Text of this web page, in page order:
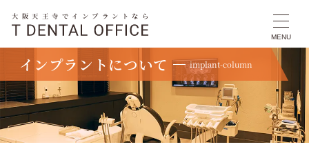
大阪天王寺でインプラントなら
MENU
インプラントについて implant-column
TOP
インプラントについて
大阪市阿倍野区でインプラントのぐらつきに悩むあなたへ！原因・治療・予防ま
で！ #大阪市阿倍野区インプラントぐらつき #大阪市阿倍野区 #インプラント #ぐ